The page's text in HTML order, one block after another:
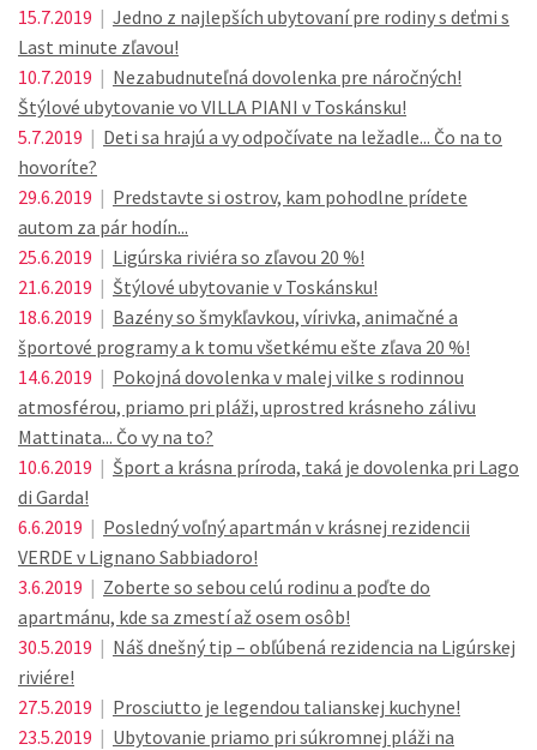
15.7.2019 | Jedno z najlepších ubytovaní pre rodiny s deťmi s
Last minute zľavou!
10.7.2019 | Nezabudnuteľná dovolenka pre náročných!
Štýlové ubytovanie vo VILLA PIANI v Toskánsku!
5.7.2019 | Deti sa hrajú a vy odpočívate na ležadle... Čo na to
hovoríte?
29.6.2019 | Predstavte si ostrov, kam pohodlne prídete
autom za pár hodín...
25.6.2019 | Ligúrska riviéra so zľavou 20 %!
21.6.2019 | Štýlové ubytovanie v Toskánsku!
18.6.2019 | Bazény so šmykľavkou, vírivka, animačné a
športové programy a k tomu všetkému ešte zľava 20 %!
14.6.2019 | Pokojná dovolenka v malej vilke s rodinnou
atmosférou, priamo pri pláži, uprostred krásneho zálivu
Mattinata... Čo vy na to?
10.6.2019 | Šport a krásna príroda, taká je dovolenka pri Lago
di Garda!
6.6.2019 | Posledný voľný apartmán v krásnej rezidencii
VERDE v Lignano Sabbiadoro!
3.6.2019 | Zoberte so sebou celú rodinu a poďte do
apartmánu, kde sa zmestí až osem osôb!
30.5.2019 | Náš dnešný tip – obľúbená rezidencia na Ligúrskej
riviére!
27.5.2019 | Prosciutto je legendou talianskej kuchyne!
23.5.2019 | Ubytovanie priamo pri súkromnej pláži na